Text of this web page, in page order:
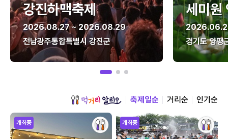
강진하맥축제
2026.08.27 ~ 2026.08.29
전남광주통합특별시 강진군
세미원
경기도 양평
축제일순 거리순 인기순
개최중 개최중